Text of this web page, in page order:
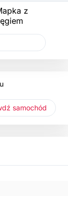
Sprawdź samochód